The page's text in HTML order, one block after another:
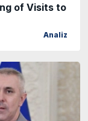
of Visits to
Analiz